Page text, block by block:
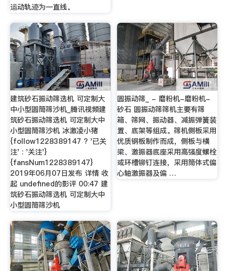
运动轨迹为一直线。
建筑砂石振动筛选机 可定制大
中小型圆筒筛沙机_腾讯视频建
筑砂石振动筛选机 可定制大中
小型圆筒筛沙机 冰激凌小猪
{follow1228389147 ? '已关
注' : '关注'}
{fansNum1228389147}
2019年06月07日发布 详情 收
起 undefined的影评 00:47 建
筑砂石振动筛选机 可定制大中
小型圆筒筛沙机
圆振动筛_ - 磨粉机-磨粉机-
砂石 圆振动筛筛机主要有筛
箱、筛网、振动器、减振弹簧装
置、底架等组成。筛机侧板采用
优质钢板制作而成，侧板与横
梁、激振器底座采用高强度螺栓
或环槽铆钉连接，采用筒体式偏
心轴激振器及偏 …